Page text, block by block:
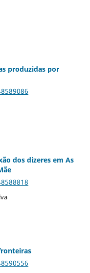
produzidas por
dos dizeres em As